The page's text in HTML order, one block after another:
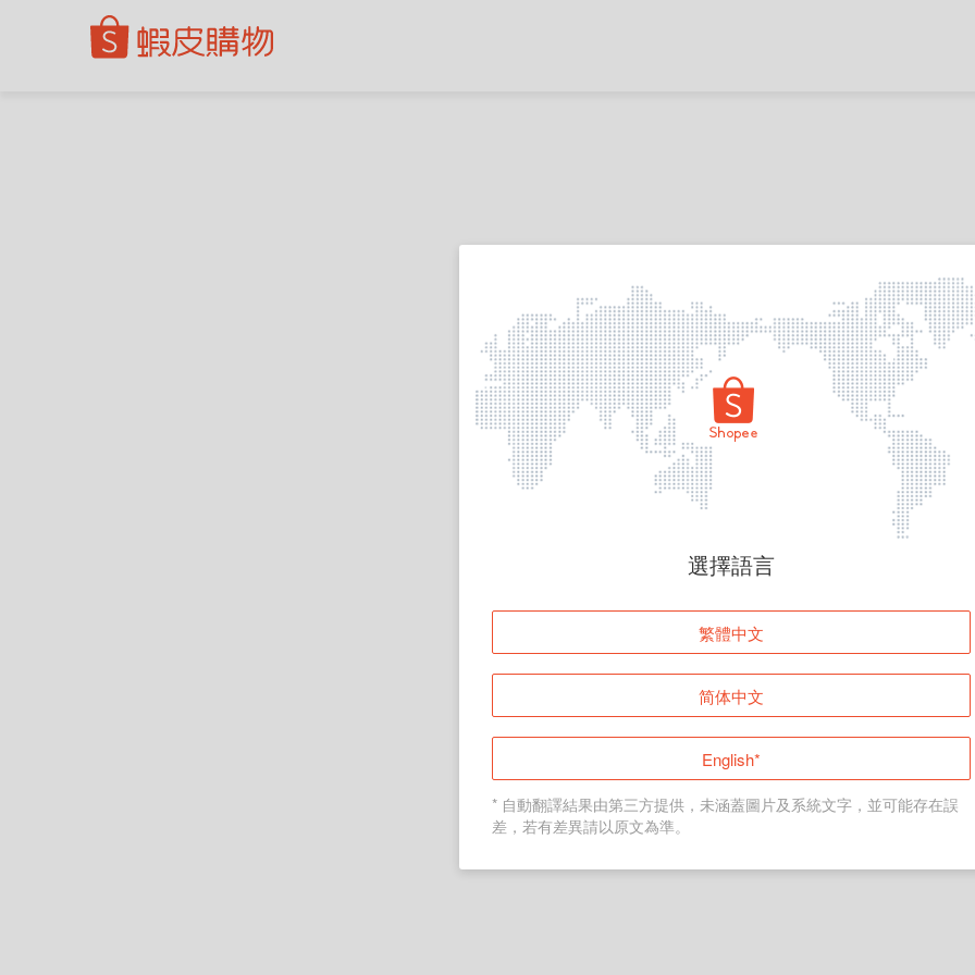
頁面無法顯示
登入
返回首頁
選擇語言
繁體中文
简体中文
English*
* 自動翻譯結果由第三方提供，未涵蓋圖片及系統文字，並可能存在誤
差，若有差異請以原文為準。